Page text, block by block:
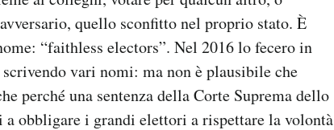
quello sconfitto nel proprio stato. È
“faithless electors”. Nel 2016 lo fecero in
vari nomi: ma non è plausibile che
perché una sentenza della Corte Suprema dello
obbligare i grandi elettori a rispettare la volontà